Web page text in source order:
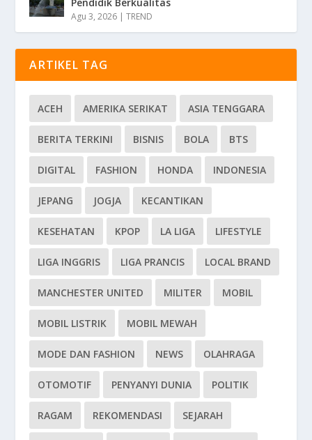
Agu 3, 2026 |TREND
ARTIKEL TAG
ACEH AMERIKA SERIKAT ASIA TENGGARA
BERITA TERKINI BISNIS BOLA BTS
DIGITAL FASHION HONDA INDONESIA
JEPANG JOGJA KECANTIKAN
KESEHATAN KPOP LA LIGA LIFESTYLE
LIGA INGGRIS LIGA PRANCIS LOCAL BRAND
MANCHESTER UNITED MILITER MOBIL
MOBIL LISTRIK MOBIL MEWAH
MODE DAN FASHION NEWS OLAHRAGA
OTOMOTIF PENYANYI DUNIA POLITIK
RAGAM REKOMENDASI SEJARAH